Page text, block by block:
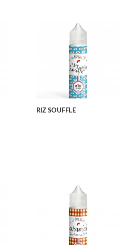
RIZ SOUFFLE